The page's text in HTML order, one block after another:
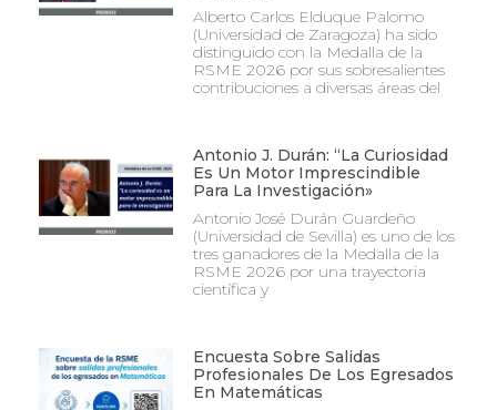
Alberto Carlos Elduque Palomo
(Universidad de Zaragoza) ha sido
distinguido con la Medalla de la
RSME 2026 por sus sobresalientes
contribuciones a diversas áreas del
Antonio J. Durán: “La Curiosidad
Es Un Motor Imprescindible
Para La Investigación»
Antonio José Durán Guardeño
(Universidad de Sevilla) es uno de los
tres ganadores de la Medalla de la
RSME 2026 por una trayectoria
científica y
Encuesta Sobre Salidas
Profesionales De Los Egresados
En Matemáticas